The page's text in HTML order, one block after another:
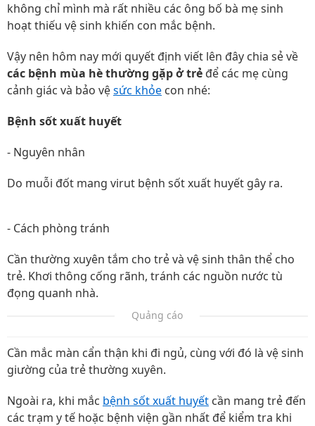
không chỉ mình mà rất nhiều các ông bố bà mẹ sinh
hoạt thiếu vệ sinh khiến con mắc bệnh.
Vậy nên hôm nay mới quyết định viết lên đây chia sẻ về
các bệnh mùa hè thường gặp ở trẻ để các mẹ cùng
cảnh giác và bảo vệsức khỏe con nhé:
Bệnh sốt xuất huyết
- Nguyên nhân
Do muỗi đốt mang virut bệnh sốt xuất huyết gây ra.
- Cách phòng tránh
Cần thường xuyên tắm cho trẻ và vệ sinh thân thể cho
trẻ. Khơi thông cống rãnh, tránh các nguồn nước tù
đọng quanh nhà.
Quảng cáo
Cần mắc màn cẩn thận khi đi ngủ, cùng với đó là vệ sinh
giường của trẻ thường xuyên.
Ngoài ra, khi mắc bệnh sốt xuất huyết cần mang trẻ đến
các trạm y tế hoặc bệnh viện gần nhất để kiểm tra khi